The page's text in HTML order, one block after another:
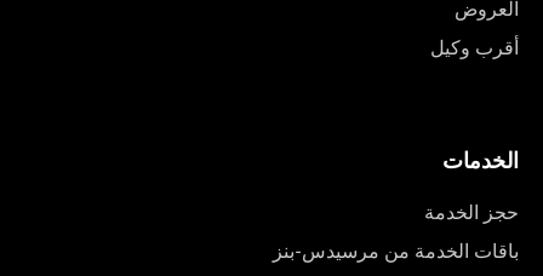
العروض
أقرب وكيل
الخدمات
حجز الخدمة
باقات الخدمة من مرسيدس-بنز